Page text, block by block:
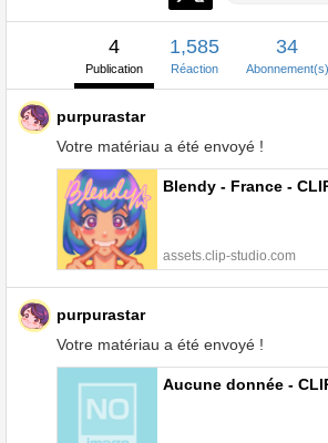
4
Publication
1,585
Réaction
34
Abonnement(s)
purpurastar
Votre matériau a été envoyé !
Blendy - France -
assets.clip-studio.com
purpurastar
Votre matériau a été envoyé !
Aucune donnée -